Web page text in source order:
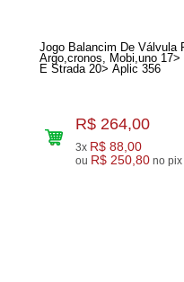
Jogo Balancim De Válvula
Argo,cronos, Mobi,uno 17>
E Strada 20> Aplic 356
R$ 264,00
3x R$ 88,00
ou R$ 250,80 no pix